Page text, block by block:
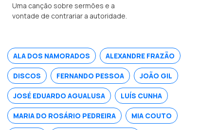
Uma canção sobre sermões e a
vontade de contrariar a autoridade.
ALA DOS NAMORADOS ALEXANDRE FRAZÃO
DISCOS FERNANDO PESSOA JOÃO GIL
JOSÉ EDUARDO AGUALUSA LUÍS CUNHA
MARIA DO ROSÁRIO PEDREIRA MIA COUTO